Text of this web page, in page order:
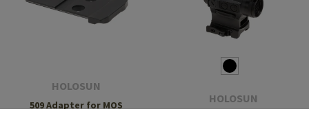
HOLOSUN
509 Adapter for MOS HOLOSUN